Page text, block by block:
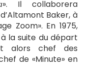
». Il collaborera
Baker, à
Zoom». En 1975,
à la suite du départ
alors chef des
de «Minute» en